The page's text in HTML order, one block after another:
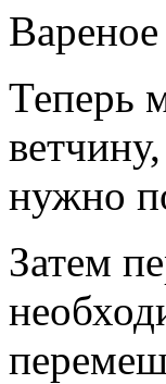
Теперь
нужно
Затем